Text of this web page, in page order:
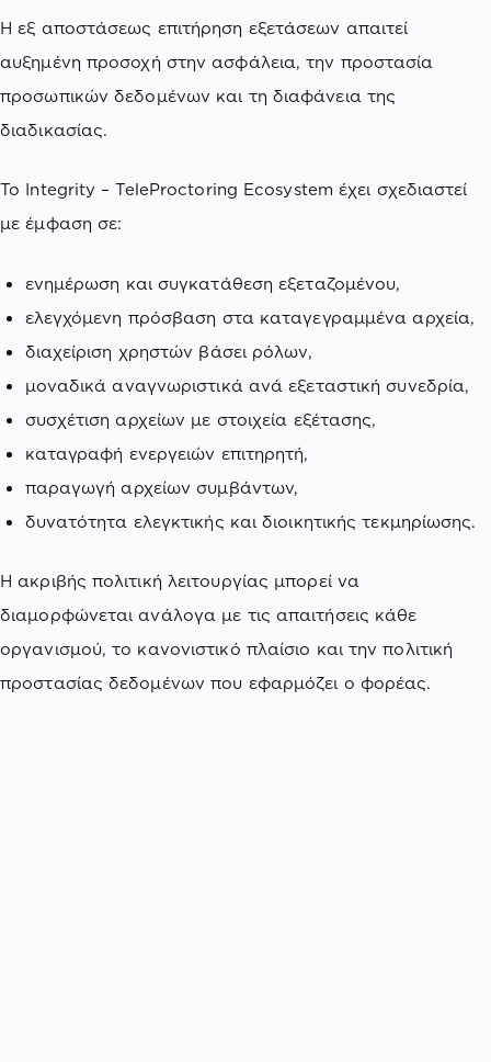
Η εξ αποστάσεως επιτήρηση εξετάσεων απαιτεί
αυξημένη προσοχή στην ασφάλεια, την προστασία
προσωπικών δεδομένων και τη διαφάνεια της
διαδικασίας.
Το Integrity – TeleProctoring Ecosystem έχει σχεδιαστεί
με έμφαση σε:
ενημέρωση και συγκατάθεση εξεταζομένου,
ελεγχόμενη πρόσβαση στα καταγεγραμμένα αρχεία,
διαχείριση χρηστών βάσει ρόλων,
μοναδικά αναγνωριστικά ανά εξεταστική συνεδρία,
συσχέτιση αρχείων με στοιχεία εξέτασης,
καταγραφή ενεργειών επιτηρητή,
παραγωγή αρχείων συμβάντων,
δυνατότητα ελεγκτικής και διοικητικής τεκμηρίωσης.
Η ακριβής πολιτική λειτουργίας μπορεί να
διαμορφώνεται ανάλογα με τις απαιτήσεις κάθε
οργανισμού, το κανονιστικό πλαίσιο και την πολιτική
προστασίας δεδομένων που εφαρμόζει ο φορέας.